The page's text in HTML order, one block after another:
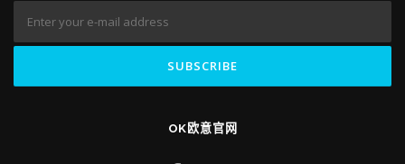
OK欧意官网